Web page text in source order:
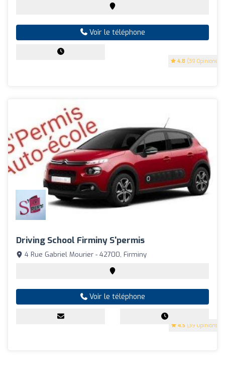
4.8 (39 Opinions)
Voir le téléphone
Driving School Firminy S'permis
4.5 (39 Opinions)
4 Rue Gabriel Mourier - 42700, Firminy
Voir le téléphone